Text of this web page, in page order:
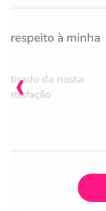
respeito à minha
da nossa
‹